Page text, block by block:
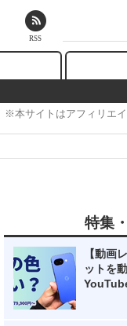
※本サイトはアフィリエ
特集
【動画
ットを
RSS